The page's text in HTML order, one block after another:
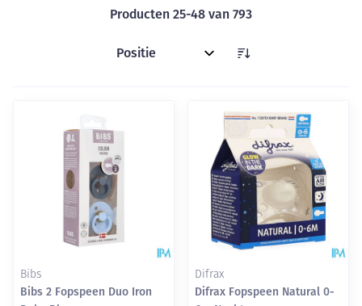
Producten 25-48 van 793
Sorteer op:
Bibs
Bibs 2 Fopspeen Duo Iron
Difrax
Difrax Fopspeen Natural 0-